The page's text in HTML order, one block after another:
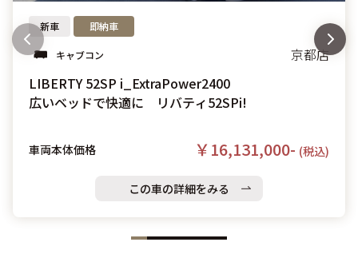
新車 即納車
キャブコン
京都店
LIBERTY 52SP i_ExtraPower2400
広いベッドで快適に リバティ52SPi!
車両本体価格 ￥16,131,000- (税込)
この車の詳細をみる